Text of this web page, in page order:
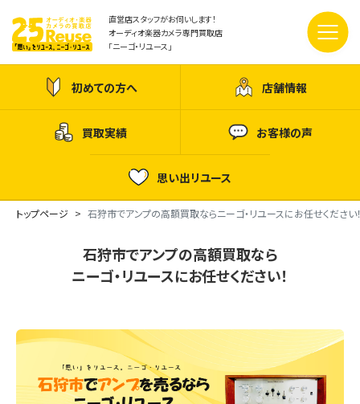
直営店スタッフがお伺いします！
オーディオ楽器カメラ専門買取店
「ニーゴ・リユース」
初めての方へ 店舗情報
買取実績 お客様の声
思い出リユース
トップページ 石狩市でアンプの高額買取ならニーゴ・リユースにお任せください
石狩市でアンプの高額買取なら
ニーゴ・リユースにお任せください！